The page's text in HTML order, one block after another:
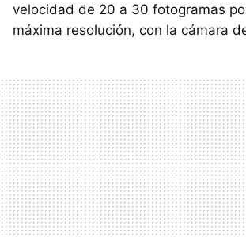
velocidad de 20 a 30 fotogramas
máxima resolución, con la cámara